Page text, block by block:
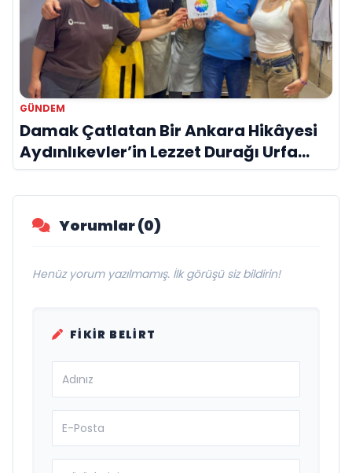
GÜNDEM
Damak Çatlatan Bir Ankara Hikâyesi
Aydınlıkevler’in Lezzet Durağı Urfa
Damak
Yorumlar (0)
Henüz yorum yazılmamış. İlk görüşü siz bildirin!
FIKIR BELIRT